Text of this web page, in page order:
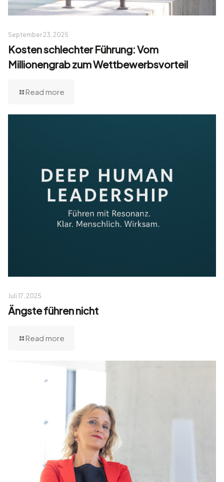
September 23, 2025
Kosten schlechter Führung: Vom
Millionengrab zum Wettbewerbsvorteil
Read more
Juli 17, 2025
Ängste führen nicht
Read more